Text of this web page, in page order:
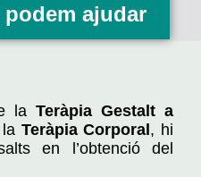
ajudar
la Teràpia Gestalt a
Teràpia Corporal, hi
en l’obtenció del